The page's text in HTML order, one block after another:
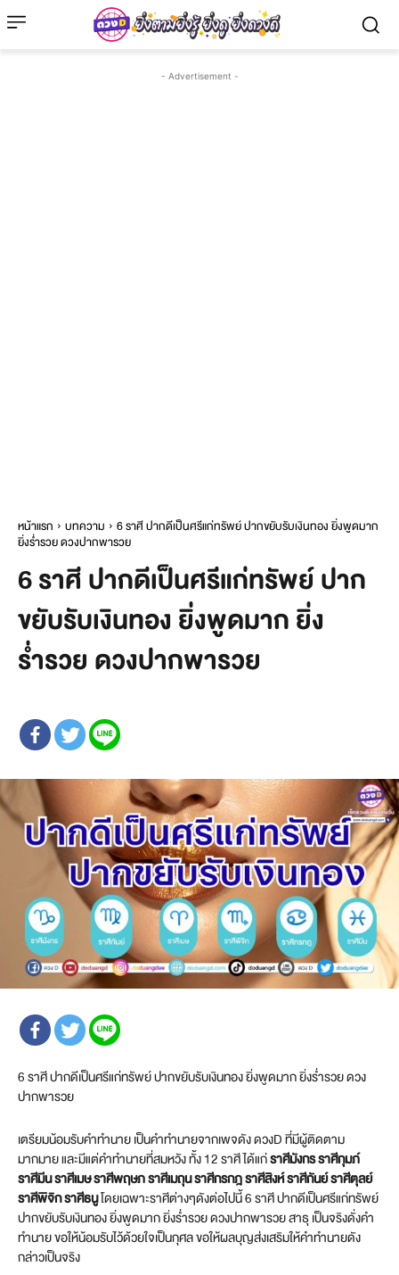
- Advertisement -
หน้าแรก บทความ
6 ราศี ปากดีเป็นศรีแก่ทรัพย์ ปากขยับรับเงินทอง ยิ่งพูดมาก
ยิ่งร่ำรวย ดวงปากพารวย
6 ราศี ปากดีเป็นศรีแก่ทรัพย์ ปาก
ขยับรับเงินทอง ยิ่งพูดมาก ยิ่ง
ร่ำรวย ดวงปากพารวย
6 ราศี ปากดีเป็นศรีแก่ทรัพย์ ปากขยับรับเงินทอง ยิ่งพูดมาก ยิ่งร่ำรวย ดวง
ปากพารวย
เตรียมน้อมรับคำทำนาย เป็นคำทำนายจากเพจดัง ดวงD ที่มีผู้ติดตาม
มากมาย และมีแต่คำทำนายที่สมหวัง ทั้ง 12 ราศี ได้แก่ราศีมังกร ราศีกุมภ์
ราศีมีน ราศีเมษ ราศีพฤษภ ราศีเมถุน ราศีกรกฎ ราศีสิงห์ ราศีกันย์ ราศีตุลย์
ราศีพิจิก ราศีธนูโดยเฉพาะราศีต่างๆดังต่อไปนี้ 6 ราศี ปากดีเป็นศรีแก่ทรัพย์
ปากขยับรับเงินทอง ยิ่งพูดมาก ยิ่งร่ำรวย ดวงปากพารวย สาธุ เป็นจริงดั่งคำ
ทำนาย ขอให้น้อมรับไว้ด้วยใจเป็นกุศล ขอให้ผลบุญส่งเสริมให้คำทำนายดัง
กล่าวเป็นจริง